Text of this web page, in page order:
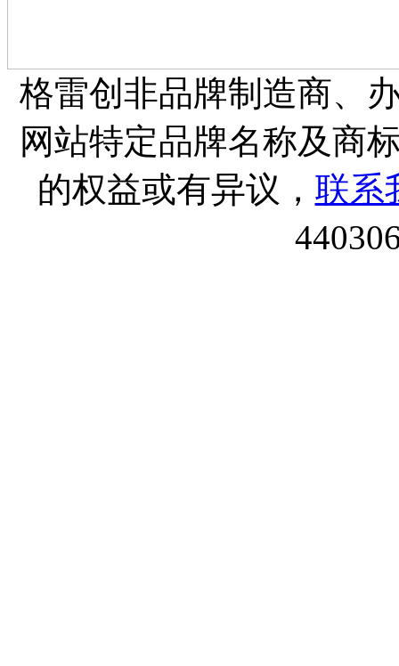
格雷创非品牌制造商、
网站特定品牌名称及商
的权益或有异议， 联系